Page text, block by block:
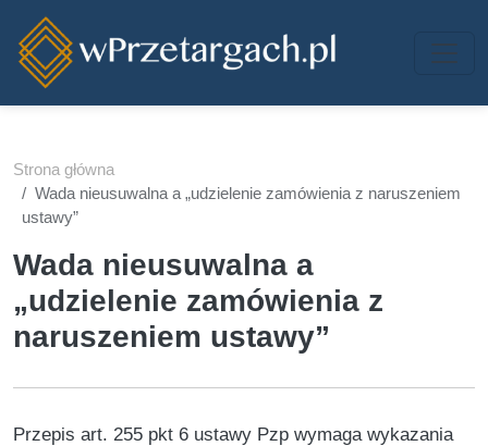
Strona główna
Wada nieusuwalna a „udzielenie zamówienia z naruszeniem
ustawy”
Wada nieusuwalna a
„udzielenie zamówienia z
naruszeniem ustawy”
Przepis art. 255 pkt 6 ustawy Pzp wymaga wykazania